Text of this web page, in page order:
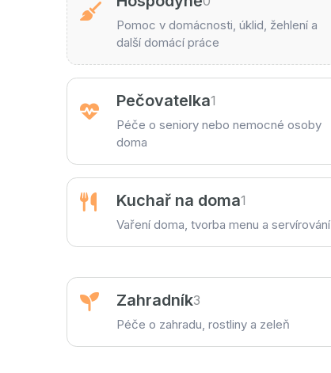
Pomoc v domácnosti, úklid, žehlení a
další domácí práce
Pečovatelka1
Péče o seniory nebo nemocné osoby
doma
Kuchař na doma1
Vaření doma, tvorba menu a servírování
Zahradník3
Péče o zahradu, rostliny a zeleň